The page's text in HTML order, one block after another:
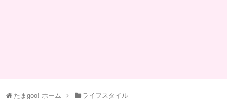
たまgoo! ホーム ライフスタイル